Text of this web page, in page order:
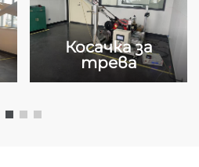
Косачка за
трева